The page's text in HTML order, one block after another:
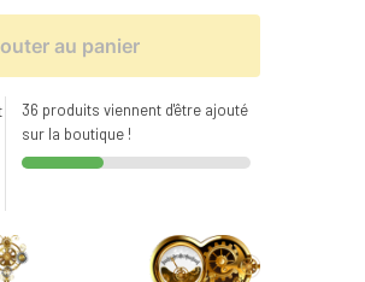
au panier
36 produits viennent d'être ajouté
sur la boutique !